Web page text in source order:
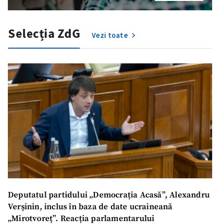
Selecția ZdG Vezi toate
Deputatul partidului „Democrația Acasă”, Alexandru
Verșinin, inclus în baza de date ucraineană
„Mirotvoreț”. Reacția parlamentarului
ȘTIREA MEA
Titlu știre
+ Adaugă titlu